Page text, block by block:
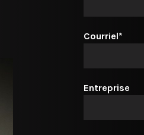
Courriel*
Entreprise